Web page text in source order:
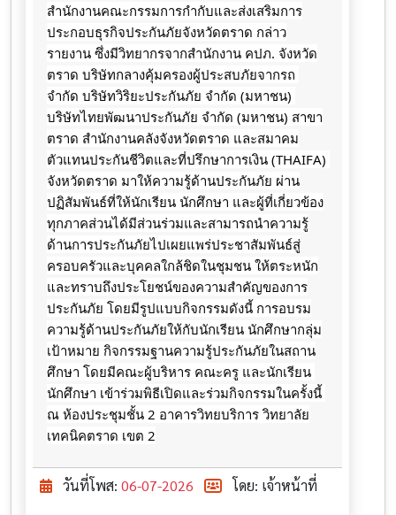
สำนักงานคณะกรรมการ​กำกับ​และส่งเสริม​การ
ประกอบธุรกิจ​ประกันภัย​จังหวัด​ตราด​ กล่าว
รายงาน ซึ่งมีวิทยากรจากสำนักงาน คปภ. จังหวัด
ตราด บริษัทกลางคุ้มครองผู้ประสบภัยจากรถ
จำกัด บริษัทวิริยะประกันภัย จำกัด (มหาชน)
บริษัทไทยพัฒนาประกันภัย จำกัด (มหาชน) สาขา
ตราด สำนักงานคลังจังหวัดตราด และสมาคม
ตัวแทนประกันชีวิตและที่ปรึกษาการเงิน (THAIFA)
จังหวัดตราด มาให้ความรู้ด้านประกันภัย ผ่าน
ปฏิสัมพันธ์ที่ให้นักเรียน นักศึกษา และผู้ที่เกี่ยวข้อง
ทุกภาคส่วนได้มีส่วนร่วมและสามารถนำความรู้
ด้านการประกันภัยไปเผยแพร่ประชาสัมพันธ์สู่
ครอบครัวและบุคคลใกล้ชิดในชุมชน ให้ตระหนัก
และทราบถึงประโยชน์ของความสำคัญของการ
ประกันภัย โดยมีรูปแบบกิจกรรมดังนี้ การอบรม
ความรู้ด้านประกันภัยให้กับนักเรียน นักศึกษากลุ่ม
เป้าหมาย กิจกรรมฐานความรู้ประกันภัยในสถาน
ศึกษา โดยมีคณะผู้บริหาร คณะครู และนักเรียน
นักศึกษา เข้าร่วมพิธีเปิดและร่วมกิจกรรมในครั้งนี้
ณ ห้องประชุมชั้น 2 อาคารวิทยบริการ วิทยาลัย
เทคนิคตราด เขต 2
วันที่โพส: 06-07-2026 โดย: เจ้าหน้าที่